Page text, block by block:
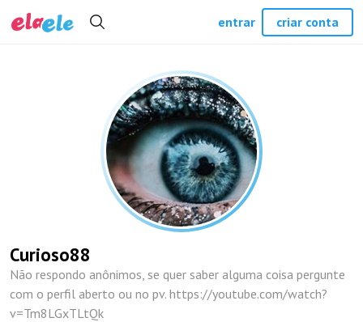
Curioso88
Não respondo anônimos, se quer saber alguma coisa pergunte
com o perfil aberto ou no pv. https://youtube.com/watch?
v=Tm8LGxTLtQk
entrar criar conta